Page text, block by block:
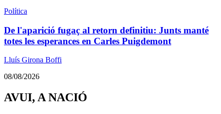
Política
De l'aparició fugaç al retorn definitiu: Junts manté
totes les esperances en Carles Puigdemont
Lluís Girona Boffi
08/08/2026
AVUI, A NACIÓ